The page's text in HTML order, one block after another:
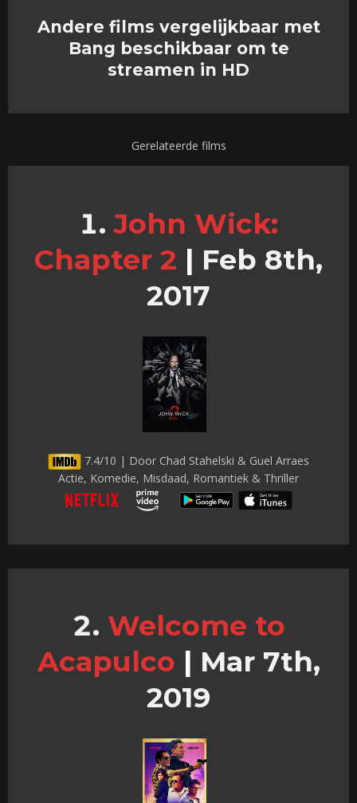
Andere films vergelijkbaar met
Bang beschikbaar om te
streamen in HD
Gerelateerde films
John Wick:
Chapter 2 | Feb 8th,
2017
7.4/10 | Door Chad Stahelski & Guel Arraes
Actie, Komedie, Misdaad, Romantiek & Thriller
Welcome to
Acapulco | Mar 7th,
2019